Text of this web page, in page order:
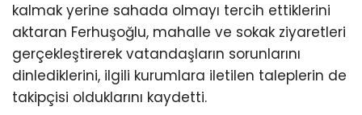
kalmak yerine sahada olmayı tercih ettiklerini
aktaran Ferhuşoğlu, mahalle ve sokak ziyaretleri
gerçekleştirerek vatandaşların sorunlarını
dinlediklerini, ilgili kurumlara iletilen taleplerin de
takipçisi olduklarını kaydetti.